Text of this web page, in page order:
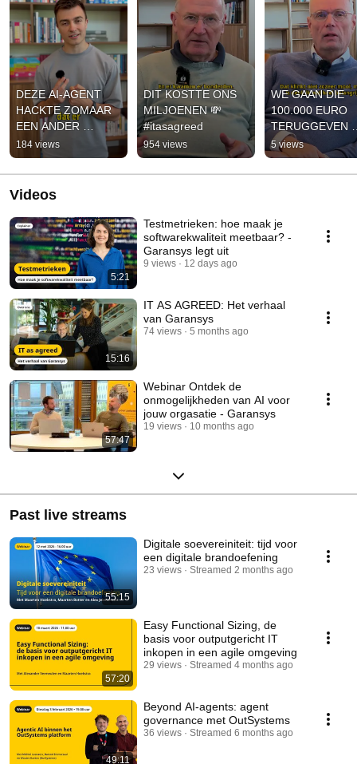
DEZE AI-AGENT
HACKTE ZOMAAR
EEN ANDER
BEDRIJF #bugbites
#itasagreed
184 views
DIT KOSTTE ONS
MILJOENEN 💸
#itasagreed
954 views
WE GAAN DIE
100.000 EURO
TERUGGEVEN
#itasagreed
5 views
Videos
5:21
Testmetrieken: hoe maak je
softwarekwaliteit meetbaar? -
Garansys legt uit
9 views 12 days ago
15:16
IT AS AGREED: Het verhaal
van Garansys
74 views 5 months ago
57:47
Webinar Ontdek de
onmogelijkheden van AI voor
jouw orgasatie - Garansys
19 views 10 months ago
Past live streams
55:15
Digitale soevereiniteit: tijd voor
een digitale brandoefening
23 views Streamed 2 months ago
57:20
Easy Functional Sizing, de
basis voor outputgericht IT
inkopen in een agile omgeving
29 views Streamed 4 months ago
49:11
Beyond AI-agents: agent
governance met OutSystems
36 views Streamed 6 months ago